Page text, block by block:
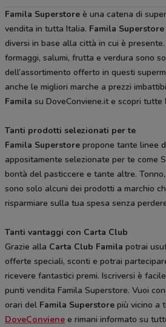
Famila Superstore è una catena di
vendita in tutta Italia. Famila Superstore
diversi in base alla città in cui è
formaggi, salumi, frutta e verdura sono
dell’assortimento offerto in questi
anche le migliori marche a prezzi
Famila su DoveConviene.it e scopri tutte
Tanti prodotti selezionati per te
Famila Superstore propone tante linee
appositamente selezionate per te come
bontà del pasticcere e tante altre.
sono solo alcuni dei prodotti a marchio
risparmiare sulla tua spesa senza
Tanti vantaggi con Carta Club
Grazie alla Carta Club Famila potrai
offerte speciali, sconti e potrai
ricevere fantastici premi. Iscriversi è
punti vendita Famila Superstore. Vuoi
orari del Famila Superstore più vicino a
DoveConviene e rimani informato su